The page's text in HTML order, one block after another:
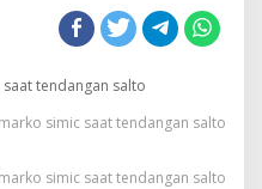
simic saat tendangan salto
simic saat tendangan salto